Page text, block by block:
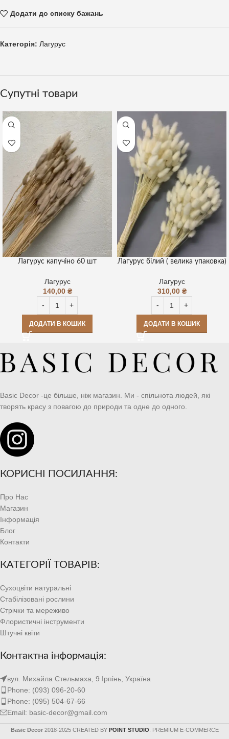
Додати до списку бажань
Категорія: Лагурус
Супутні товари
Лагурус капучіно 60 шт
Лагурус
140,00 ₴
ДОДАТИ В КОШИК
Лагурус білий ( велика упаковка)
Лагурус
310,00 ₴
ДОДАТИ В КОШИК
Basic Decor -це більше, ніж магазин. Ми - спільнота людей, які
творять красу з повагою до природи та одне до одного.
КОРИСНІ ПОСИЛАННЯ:
Про Нас
Магазин
Інформація
Блог
Контакти
КАТЕГОРІЇ ТОВАРІВ:
Сухоцвіти натуральні
Стабілізовані рослини
Стрічки та мереживо
Флористичні інструменти
Штучні квіти
Контактна інформація:
вул. Михайла Стельмаха, 9 Ірпінь, Україна
Phone: (093) 096-20-60
Phone: (095) 504-67-66
Email: basic-decor@gmail.com
Basic Decor 2018-2025 CREATED BY POINT STUDIO . PREMIUM E-COMMERCE